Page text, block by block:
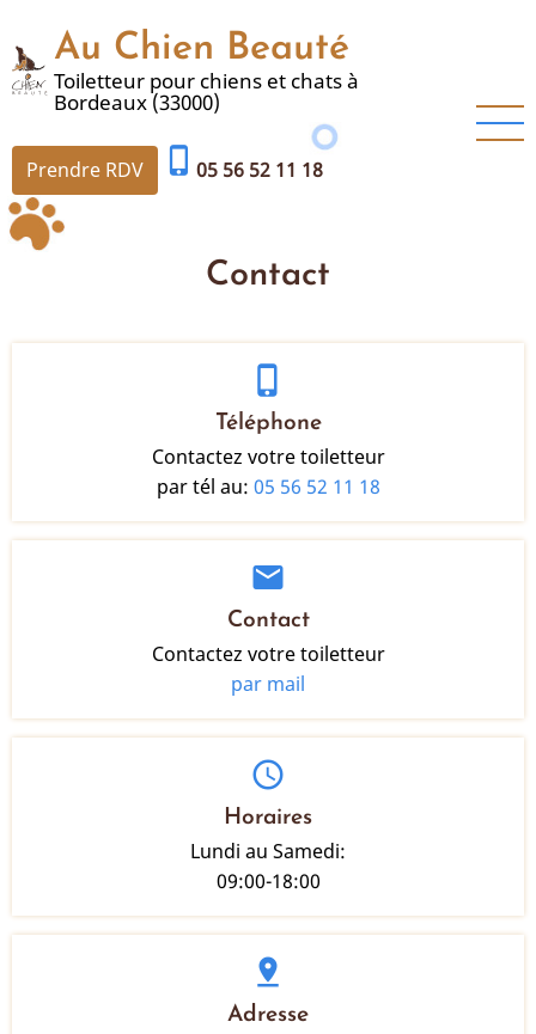
au
contenu
principal
Au Chien Beauté
Toiletteur pour chiens et chats à
Bordeaux (33000)
Prendre RDV phone_iphone 05 56 52 11 18
Contact
phone_iphone
Téléphone
Contactez votre toiletteur
par tél au: 05 56 52 11 18
mail
Contact
Contactez votre toiletteur
par mail
schedule
Horaires
Lundi au Samedi:
09:00-18:00
pin_drop
Adresse